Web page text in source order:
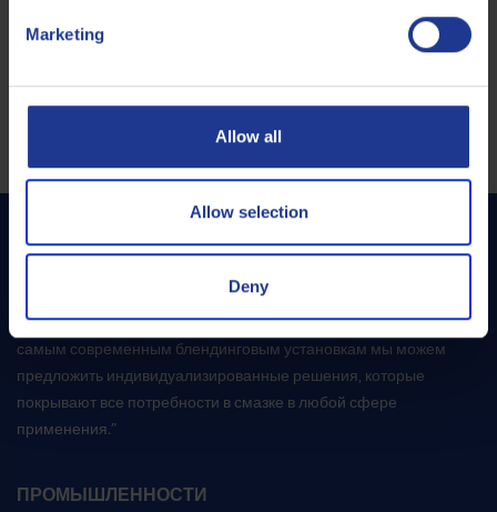
Marketing
Allow all
Allow selection
Deny
этот сайт защищен recaptcha и применяются
обслуживания.
“Q8Oils – ваш производитель смазочных материалов №1.
Благодаря собственным исследовательским лабораториям и
самым современным блендинговым установкам мы можем
предложить индивидуализированные решения, которые
покрывают все потребности в смазке в любой сфере
применения.”
ПРОМЫШЛЕННОСТИ